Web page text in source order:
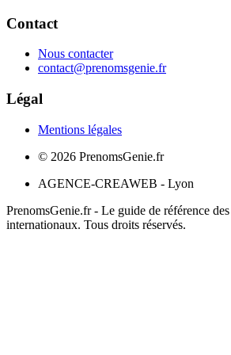
Contact
Nous contacter
contact@prenomsgenie.fr
Légal
Mentions légales
© 2026 PrenomsGenie.fr
AGENCE-CREAWEB - Lyon
PrenomsGenie.fr - Le guide de référence
internationaux. Tous droits réservés.